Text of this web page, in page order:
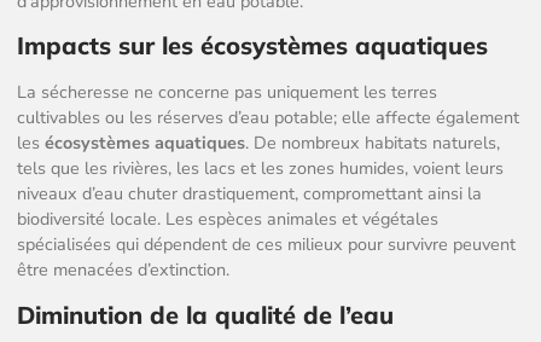
Impacts sur les écosystèmes aquatiques
La sécheresse ne concerne pas uniquement les terres
cultivables ou les réserves d’eau potable; elle affecte également
lesécosystèmes aquatiques. De nombreux habitats naturels,
tels que les rivières, les lacs et les zones humides, voient leurs
niveaux d’eau chuter drastiquement, compromettant ainsi la
biodiversité locale. Les espèces animales et végétales
spécialisées qui dépendent de ces milieux pour survivre peuvent
être menacées d’extinction.
Diminution de la qualité de l’eau